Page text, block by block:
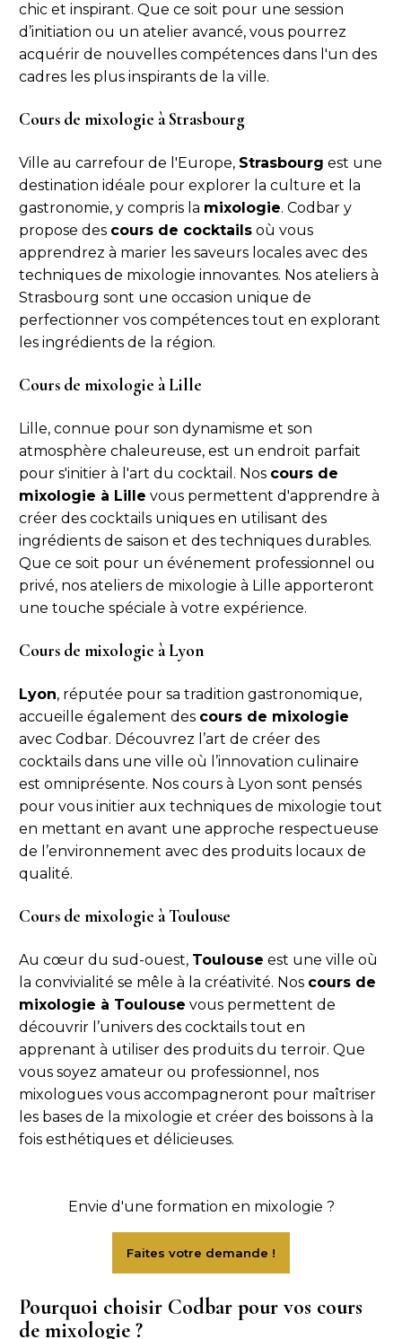
chic et inspirant. Que ce soit pour une session
d’initiation ou un atelier avancé, vous pourrez
acquérir de nouvelles compétences dans l'un des
cadres les plus inspirants de la ville.
Cours de mixologie à Strasbourg
Ville au carrefour de l'Europe, Strasbourg est une
destination idéale pour explorer la culture et la
gastronomie, y compris la mixologie. Codbar y
propose des cours de cocktails où vous
apprendrez à marier les saveurs locales avec des
techniques de mixologie innovantes. Nos ateliers à
Strasbourg sont une occasion unique de
perfectionner vos compétences tout en explorant
les ingrédients de la région.
Cours de mixologie à Lille
Lille, connue pour son dynamisme et son
atmosphère chaleureuse, est un endroit parfait
pour s'initier à l'art du cocktail. Nos cours de
mixologie à Lille vous permettent d'apprendre à
créer des cocktails uniques en utilisant des
ingrédients de saison et des techniques durables.
Que ce soit pour un événement professionnel ou
privé, nos ateliers de mixologie à Lille apporteront
une touche spéciale à votre expérience.
Cours de mixologie à Lyon
Lyon, réputée pour sa tradition gastronomique,
accueille également des cours de mixologie
avec Codbar. Découvrez l’art de créer des
cocktails dans une ville où l’innovation culinaire
est omniprésente. Nos cours à Lyon sont pensés
pour vous initier aux techniques de mixologie tout
en mettant en avant une approche respectueuse
de l’environnement avec des produits locaux de
qualité.
Cours de mixologie à Toulouse
Au cœur du sud-ouest, Toulouse est une ville où
la convivialité se mêle à la créativité. Nos cours de
mixologie à Toulouse vous permettent de
découvrir l’univers des cocktails tout en
apprenant à utiliser des produits du terroir. Que
vous soyez amateur ou professionnel, nos
mixologues vous accompagneront pour maîtriser
les bases de la mixologie et créer des boissons à la
fois esthétiques et délicieuses.
Envie d'une formation en mixologie ?
Pourquoi choisir Codbar pour vos cours
de mixologie ?